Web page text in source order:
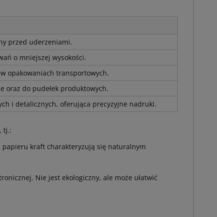
przed uderzeniami.
o mniejszej wysokości.
opakowaniach transportowych.
oraz do pudełek produktowych.
i detalicznych, oferująca precyzyjne nadruki.
tj.:
papieru kraft charakteryzują się naturalnym
Nie jest ekologiczny, ale może ułatwić